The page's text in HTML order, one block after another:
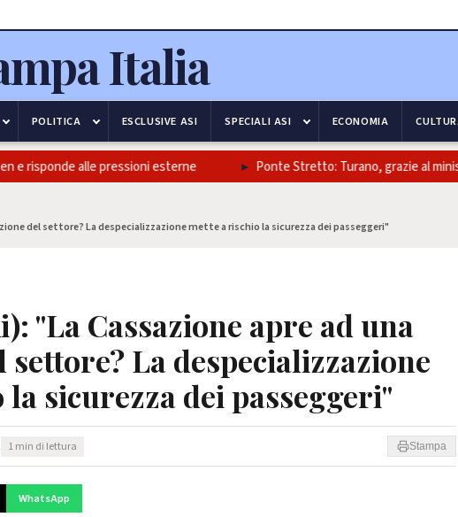
POLITICA ESCLUSIVE ASI SPECIALI ASI ECONOMIA
risponde alle pressioni esterne Ponte Stretto: Turano, grazie al
del settore? La despecializzazione mette a rischio la sicurezza dei passeggeri"
"La Cassazione apre ad una
La despecializzazione
sicurezza dei passeggeri"
1 min di lettura Stampa
WhatsApp